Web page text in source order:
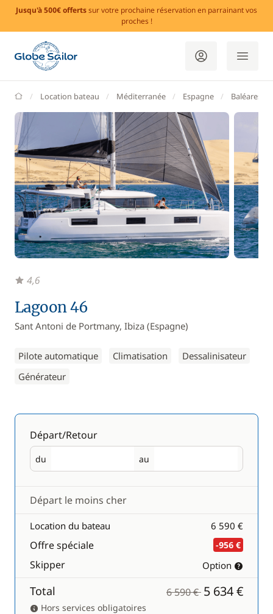
Jusqu'à 500€ offertssur votre prochaine réservation en parrainant vos
proches !
GlobeSailor
Location bateau Méditerranée Espagne Baléares
Lagoon 46
Sant Antoni de Portmany, Ibiza (Espagne)
Pilote automatique Climatisation
Dessalinisateur
Générateur
4,6
Départ/Retour
du
Départ au
Retour
Départ le moins cher
Location du bateau 6 590 €
Offre spéciale -956 €
Skipper Option
Total 6 590 € 5 634 €
Hors services obligatoires